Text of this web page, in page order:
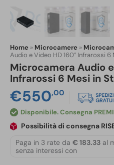
Home » Microcamere »
Audio e Video HD 160° Infrarossi
Microcamera Audio e
Infrarossi 6 Mesi in
€550,00
Disponibile
Possibilità di consegna
Paga in 3 rate da € 183.33 al
senza interessi con